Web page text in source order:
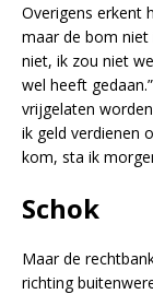
Overigens erkent
maar de bom niet
niet, ik zou niet
wel heeft
vrijgelaten
ik geld verdienen
kom, sta ik
Schok
Maar de
richting